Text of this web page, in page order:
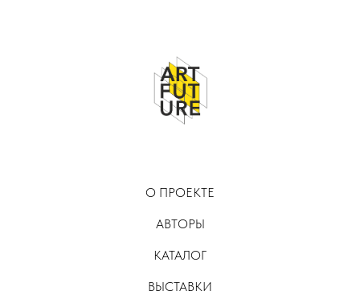
О ПРОЕКТЕ
АВТОРЫ
КАТАЛОГ
ВЫСТАВКИ